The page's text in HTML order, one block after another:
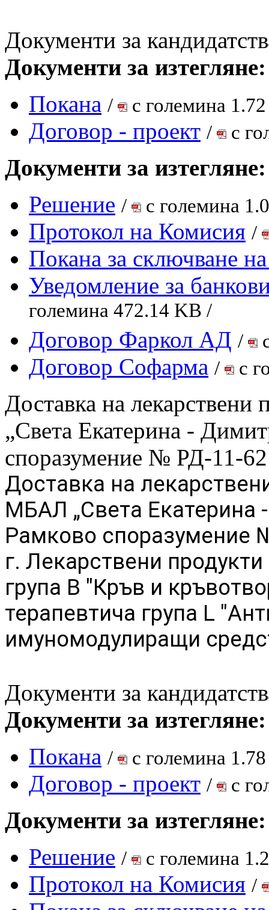
Документи за
Документи за изтегляне:
Покана / с големина
Договор - проект / с
Документи за изтегляне:
Решение / с големина
Протокол на Комисия /
Покана за сключване
Уведомление за
големина 472.14 KB /
Договор Фаркол АД /
Договор Софарма / с
Доставка на
„Света Екатерина -
споразумение № РД-11-62
Доставка на
МБАЛ „Света Екатерина
Рамково споразумение
г. Лекарствени
група B "Кръв и
терапевтича група L
имуномодулиращи
Документи за
Документи за изтегляне:
Покана / с големина
Договор - проект / с
Документи за изтегляне:
Решение / с големина
Протокол на Комисия /